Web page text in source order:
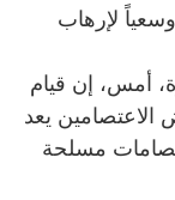
لإرهاب
أمس، إن قيام
يعد
مسلحة